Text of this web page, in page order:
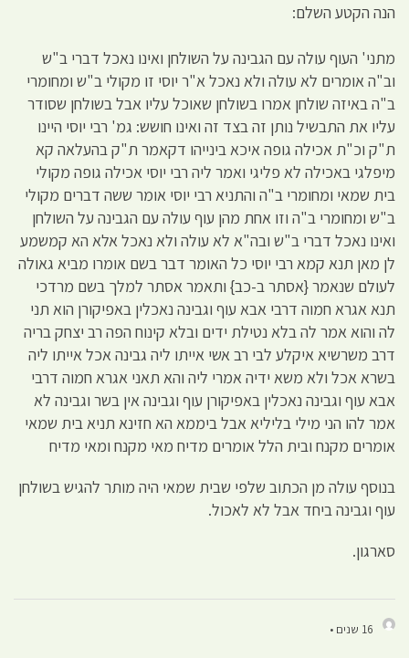
הנה הקטע השלם:
מתני' העוף עולה עם הגבינה על השולחן ואינו נאכל דברי ב"ש
וב"ה אומרים לא עולה ולא נאכל א"ר יוסי זו מקולי ב"ש ומחומרי
ב"ה באיזה שולחן אמרו בשולחן שאוכל עליו אבל בשולחן שסודר
עליו את התבשיל נותן זה בצד זה ואינו חושש: גמ' רבי יוסי היינו
ת"ק וכ"ת אכילה גופה איכא בינייהו דקאמר ת"ק בהעלאה קא
מיפלגי באכילה לא פליגי ואמר ליה רבי יוסי אכילה גופה מקולי
בית שמאי ומחומרי ב"ה והתניא רבי יוסי אומר ששה דברים מקולי
ב"ש ומחומרי ב"ה וזו אחת מהן עוף עולה עם הגבינה על השולחן
ואינו נאכל דברי ב"ש ובה"א לא עולה ולא נאכל אלא הא קמשמע
לן מאן תנא קמא רבי יוסי כל האומר דבר בשם אומרו מביא גאולה
לעולם שנאמר {אסתר ב-כב} ותאמר אסתר למלך בשם מרדכי
תנא אגרא חמוה דרבי אבא עוף וגבינה נאכלין באפיקורן הוא תני
לה והוא אמר לה בלא נטילת ידים ובלא קינוח הפה רב יצחק בריה
דרב משרשיא איקלע לבי רב אשי אייתו ליה גבינה אכל אייתו ליה
בשרא אכל ולא משא ידיה אמרי ליה והא תאני אגרא חמוה דרבי
אבא עוף וגבינה נאכלין באפיקורן עוף וגבינה אין בשר וגבינה לא
אמר להו הני מילי בליליא אבל ביממא הא חזינא תניא בית שמאי
אומרים מקנח ובית הלל אומרים מדיח מאי מקנח ומאי מדיח
בנוסף עולה מן הכתוב שלפי שבית שמאי היה מותר להגיש בשולחן
עוף וגבינה ביחד אבל לא לאכול.
סארגון.
16 שנים •